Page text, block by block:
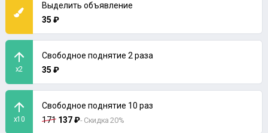
Выделить объявление
35 ₽
x2
Свободное поднятие 2 раза
35 ₽
x10
Свободное поднятие 10 раз
171 137 ₽- Скидка 20%